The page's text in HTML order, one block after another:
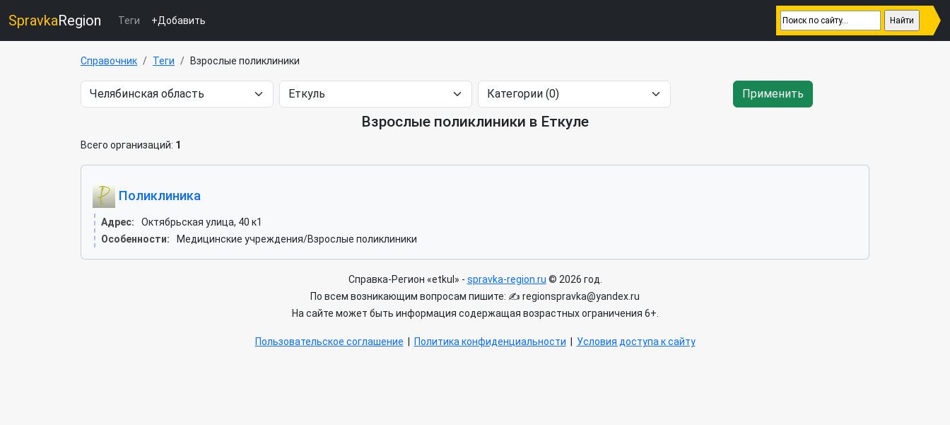
SpravkaRegion Теги +Добавить
Справочник Теги Взрослые поликлиники
Применить
Взрослые поликлиники в Еткуле
Всего организаций: 1
Поликлиника
Адрес:
Октябрьская улица, 40 к1
Особенности:
Медицинские учреждения/Взрослые поликлиники
Справка-Регион «etkul» - spravka-region.ru © 2026 год.
По всем возникающим вопросам пишите: ✍ regionspravka@yandex.ru
На сайте может быть информация содержащая возрастных ограничения 6+.
Пользовательское соглашение Политика конфиденциальности Условия доступа к сайту